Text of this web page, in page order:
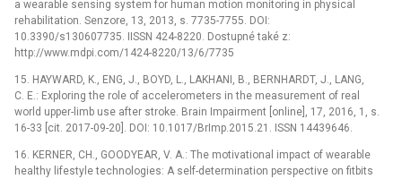
a wearable sensing system for human motion monitoring in physical
rehabilitation. Senzore, 13, 2013, s. 7735-7755. DOI:
10.3390/s130607735. IISSN 424-8220. Dostupné také z:
http://www.mdpi.com/1424-8220/13/6/7735
15. HAYWARD, K., ENG, J., BOYD, L., LAKHANI, B., BERNHARDT, J., LANG,
C. E.: Exploring the role of accelerometers in the measurement of real
world upper-limb use after stroke. Brain Impairment [online], 17, 2016, 1, s.
16-33 [cit. 2017-09-20]. DOI: 10.1017/BrImp.2015.21. ISSN 14439646.
16. KERNER, CH., GOODYEAR, V. A.: The motivational impact of wearable
healthy lifestyle technologies: A self-determination perspective on fitbits